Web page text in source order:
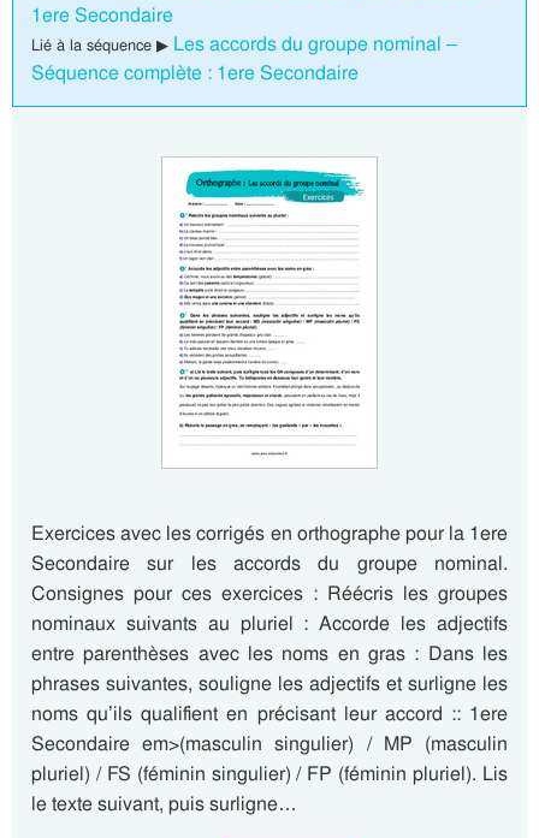
1ere Secondaire
Lié à la séquence ▶ Les accords du groupe nominal –
Séquence complète : 1ere Secondaire
Exercices avec les corrigés en orthographe pour la 1ere
Secondaire sur les accords du groupe nominal.
Consignes pour ces exercices : Réécris les groupes
nominaux suivants au pluriel : Accorde les adjectifs
entre parenthèses avec les noms en gras : Dans les
phrases suivantes, souligne les adjectifs et surligne les
noms qu’ils qualifient en précisant leur accord :: 1ere
Secondaire em>(masculin singulier) / MP (masculin
pluriel) / FS (féminin singulier) / FP (féminin pluriel). Lis
le texte suivant, puis surligne…